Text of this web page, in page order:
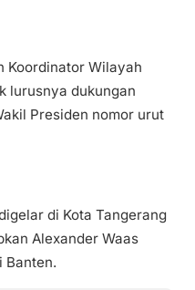
Koordinator Wilayah
lurusnya dukungan
Presiden nomor urut
di Kota Tangerang
Alexander Waas
Banten.